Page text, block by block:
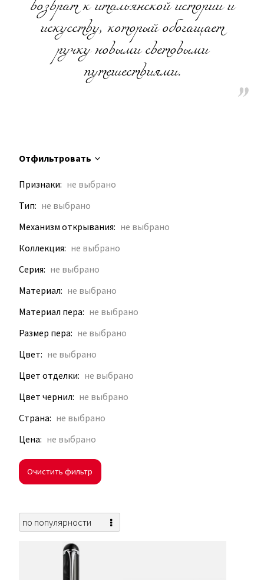
возврат к итальянской истории и
искусству, который обогащает
ручку новыми световыми
путешествиями.
Отфильтровать
Признаки
Тип
Механизм открывания
Коллекция
Серия
Материал
Материал пера
Размер пера
Цвет
Цвет отделки
Цвет чернил
Страна
Цена
Очистить фильтр